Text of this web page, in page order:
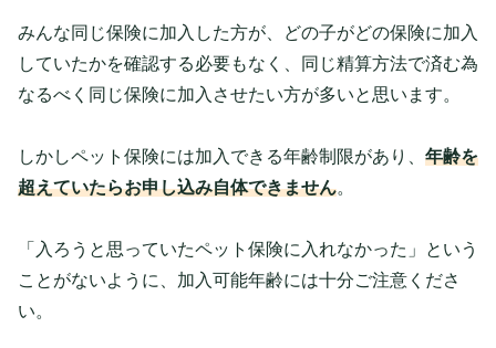
みんな同じ保険に加入した方が、どの子がどの保険に加入
していたかを確認する必要もなく、同じ精算方法で済む為
なるべく同じ保険に加入させたい方が多いと思います。
しかしペット保険には加入できる年齢制限があり、 年齢を
超えていたらお申し込み自体できません。
「入ろうと思っていたペット保険に入れなかった」という
ことがないように、加入可能年齢には十分ご注意くださ
い。